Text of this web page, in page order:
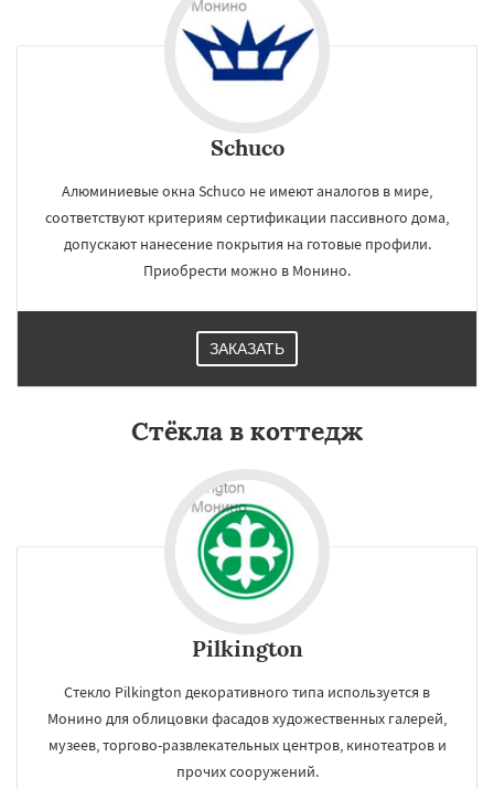
Schuco
Алюминиевые окна Schuco не имеют аналогов в мире,
соответствуют критериям сертификации пассивного дома,
допускают нанесение покрытия на готовые профили.
Приобрести можно в Монино.
ЗАКАЗАТЬ
Стёкла в коттедж
Pilkington
Стекло Pilkington декоративного типа используется в
Монино для облицовки фасадов художественных галерей,
музеев, торгово-развлекательных центров, кинотеатров и
прочих сооружений.